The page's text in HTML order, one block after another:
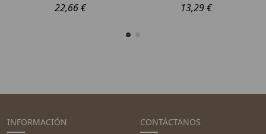
22,66 € 13,29 €
INFORMACIÓN CONTÁCTANOS